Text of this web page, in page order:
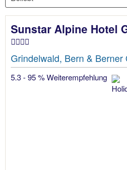
Sunstar Alpine Hotel
Grindelwald, Bern & Berner
5.3 - 95 % Weiterempfehlung